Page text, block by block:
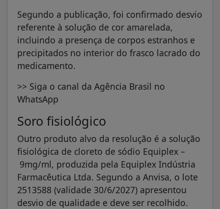
Segundo a publicação, foi confirmado desvio
referente à solução de cor amarelada,
incluindo a presença de corpos estranhos e
precipitados no interior do frasco lacrado do
medicamento.
>> Siga o canal da Agência Brasil no
WhatsApp
Soro fisiológico
Outro produto alvo da resolução é a solução
fisiológica de cloreto de sódio Equiplex –
9mg/ml, produzida pela Equiplex Indústria
Farmacêutica Ltda. Segundo a Anvisa, o lote
2513588 (validade 30/6/2027) apresentou
desvio de qualidade e deve ser recolhido.